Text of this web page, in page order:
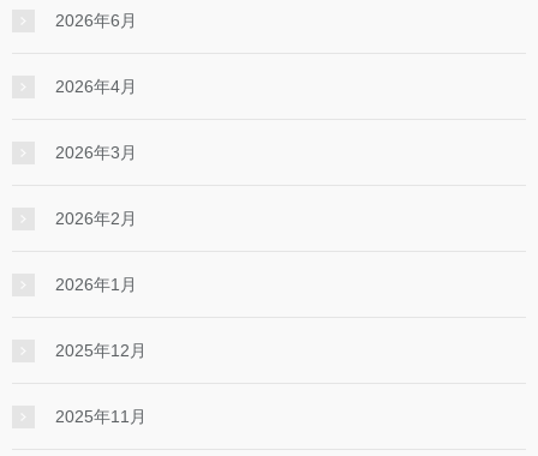
2026年6月
2026年4月
2026年3月
2026年2月
2026年1月
2025年12月
2025年11月